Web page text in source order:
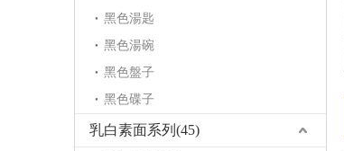
黑色湯匙
黑色湯碗
黑色盤子
黑色碟子
乳白素面系列(45)